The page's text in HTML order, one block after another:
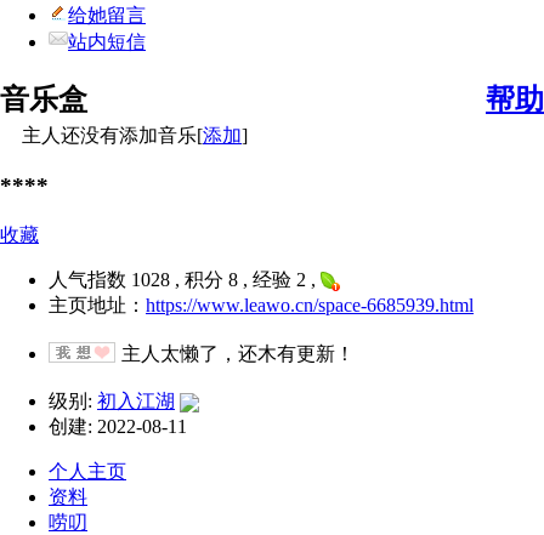
给她留言
站内短信
帮助
音乐盒
主人还没有添加音乐[添加]
****
收藏
人气指数 1028 , 积分 8 , 经验 2 ,
主页地址： https://www.leawo.cn/space-6685939.html
主人太懒了，还木有更新！
级别: 初入江湖
创建: 2022-08-11
个人主页
资料
唠叨